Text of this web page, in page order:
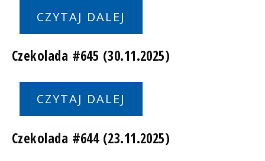
CZYTAJ DALEJ
Czekolada #645 (30.11.2025)
CZYTAJ DALEJ
Czekolada #644 (23.11.2025)